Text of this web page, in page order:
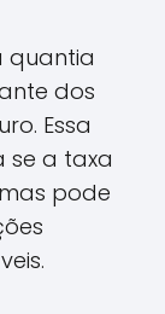
quantia
dos
Essa
se a taxa
pode